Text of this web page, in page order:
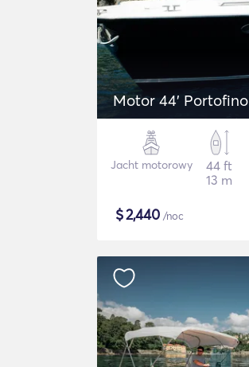
Motor 44' Portofino
Jacht motorowy
44 ft
13 m
$2,440 /noc